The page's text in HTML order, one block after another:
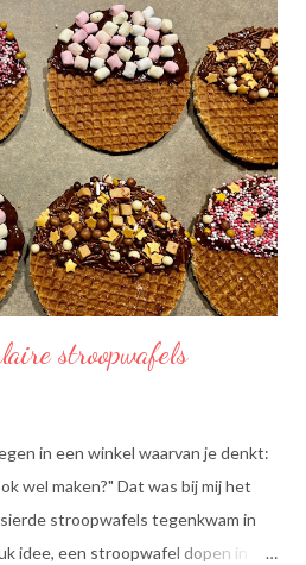
stroopwafels
in een winkel waarvan je denkt:
wel maken?" Dat was bij mij het
stroopwafels tegenkwam in
idee, een stroopwafel dopen in